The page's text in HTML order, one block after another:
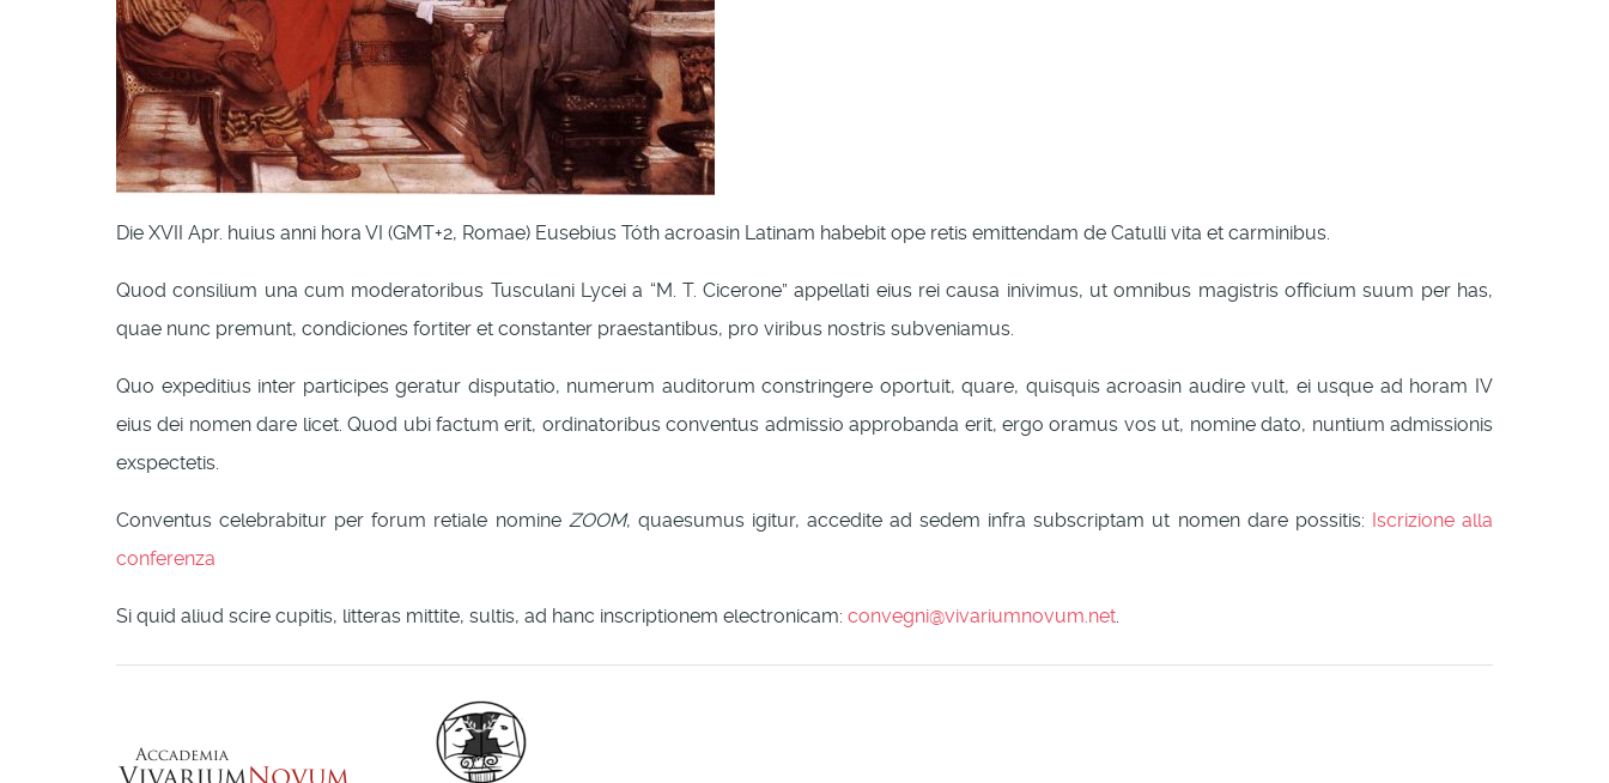
Die XVII Apr. huius anni hora VI (GMT+2, Romae) Eusebius Tóth acroasin Latinam habebit ope retis emittendam de Catulli vita et carminibus.
Quod consilium una cum moderatoribus Tusculani Lycei a “M. T. Cicerone” appellati eius rei causa inivimus, ut omnibus magistris officium suum per has,
quae nunc premunt, condiciones fortiter et constanter praestantibus, pro viribus nostris subveniamus.
Quo expeditius inter participes geratur disputatio, numerum auditorum constringere oportuit, quare, quisquis acroasin audire vult, ei usque ad horam IV
eius dei nomen dare licet. Quod ubi factum erit, ordinatoribus conventus admissio approbanda erit, ergo oramus vos ut, nomine dato, nuntium admissionis
exspectetis.
Conventus celebrabitur per forum retiale nomine ZOOM, quaesumus igitur, accedite ad sedem infra subscriptam ut nomen dare possitis: Iscrizione alla
conferenza
Si quid aliud scire cupitis, litteras mittite, sultis, ad hanc inscriptionem electronicam: convegni@vivariumnovum.net.